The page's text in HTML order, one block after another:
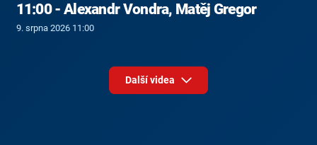
11:00 - Alexandr Vondra, Matěj Gregor
9. srpna 2026 11:00
Další videa